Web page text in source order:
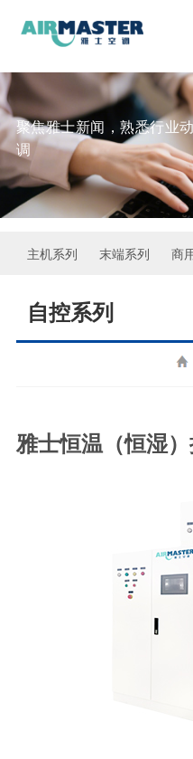
关于雅士空调
公司简介
雅之史
资质荣誉
企业文化
产品中心
主机系列
末端系列
商用系列
自控系列
核心竞争力
技术团队
创意求新
技术优势
工程案例
洁净手术部
洁净厂房
客户服务
联系雅士
聚焦雅士新闻，熟悉行业
调
主机系列 末端系列 商
自控系列
雅士恒温（恒湿